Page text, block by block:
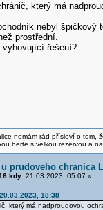
který má
nebyl špičkový
prostřední.
vyhovující řešení?
nemám rád přísloví o tom,
berte s velkou rezervou a
u prudoveho chranica
kdy:21.03.2023, 05:07 »
18:38
který má nadproudovou